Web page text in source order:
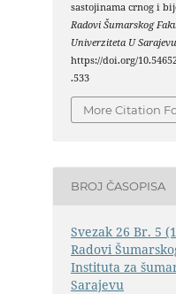
sastojinama crnog i
Radovi Šumarskog
Univerziteta U
https://doi.org/
.533
More Citation
BROJ ČASOPISA
Svezak 26 Br. 5
Radovi
Instituta za
Sarajevu